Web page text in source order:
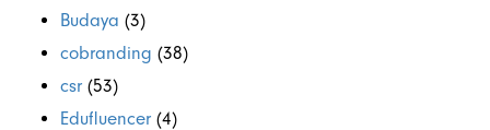
Budaya (3)
cobranding (38)
csr (53)
Edufluencer (4)